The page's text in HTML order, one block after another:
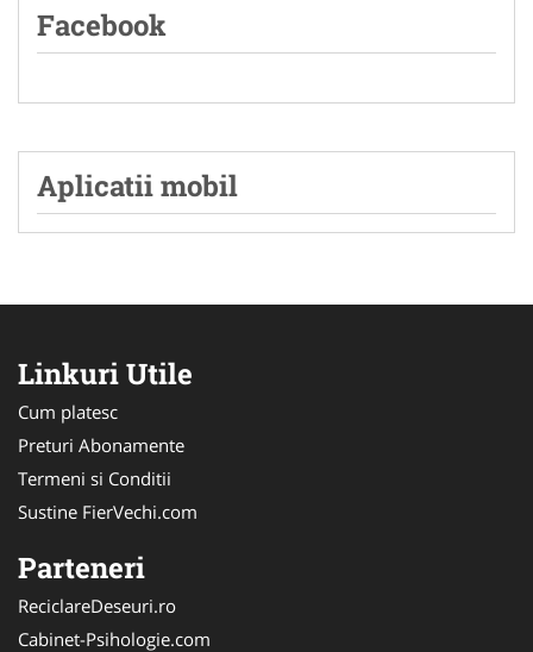
Facebook
Aplicatii mobil
Linkuri Utile
Cum platesc
Preturi Abonamente
Termeni si Conditii
Sustine FierVechi.com
Parteneri
ReciclareDeseuri.ro
Cabinet-Psihologie.com